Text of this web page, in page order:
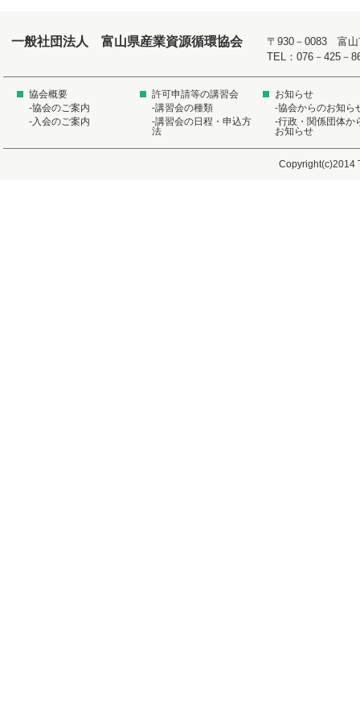
一般社団法人 富山県産業資源循環協会
〒930－0083 富山
TEL：076－425
協会概要
-協会のご案内
-入会のご案内
許可申請等の講習会
-講習会の種類
-講習会の日程・申込方
法
お知らせ
-協会からのお知ら
-行政・関係団体か
お知らせ
Copyright(c)2014